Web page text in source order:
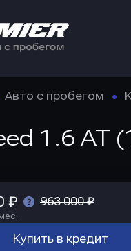
Авто с пробегом
1.6 AT
₽ 963 000 ₽
Купить в кредит